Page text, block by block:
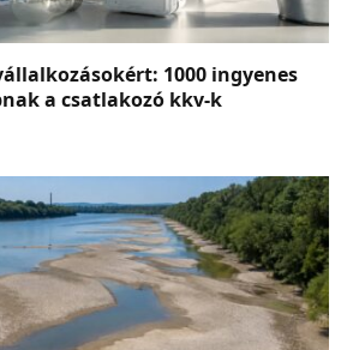
1000 ingyenes
a csatlakozó kkv-k